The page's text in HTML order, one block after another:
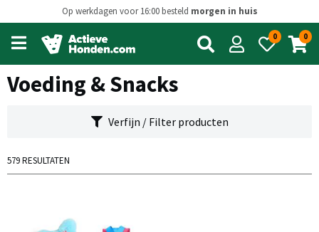
Op werkdagen voor 16:00 besteld morgen in huis
Open
main
menu
0 0
Voeding & Snacks
Verfijn / Filter producten
579 RESULTATEN